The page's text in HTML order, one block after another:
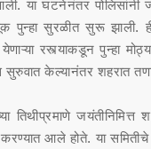
या घटनेनंतर
पुन्हा सुरळीत सुरू झाली.
रस्त्याकडून पुन्हा
केल्यानंतर शहरात
जयंतीनिमित्त
आले होते. या